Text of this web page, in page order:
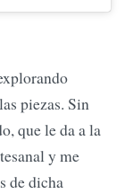
piezas. Sin
que le da a la
y me
de dicha